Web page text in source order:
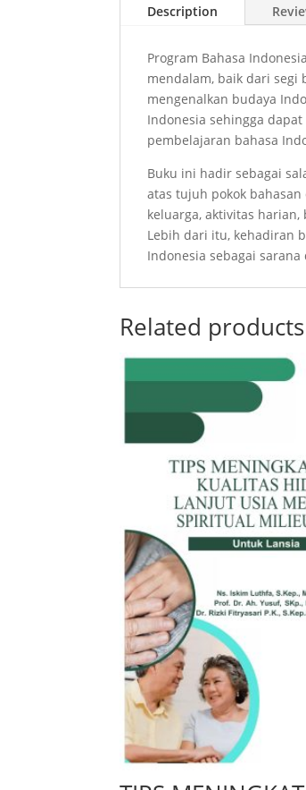
Description
Program Bahasa
mendalam, baik dari segi
mengenalkan budaya
Indonesia sehingga
pembelajaran bahasa
Buku ini hadir sebagai
atas tujuh pokok
keluarga, aktivitas
Lebih dari itu, kehadiran
Indonesia sebagai
Related products